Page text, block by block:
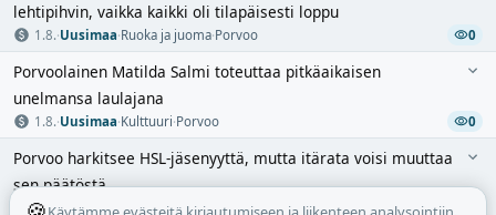
lehtipihvin, vaikka kaikki oli tilapäisesti loppu
1.8.·Uusimaa·Ruoka ja juoma·Porvoo 0
Porvoolainen Matilda Salmi toteuttaa pitkäaikaisen
unelmansa laulajana
1.8.·Uusimaa·Kulttuuri·Porvoo 0
Porvoo harkitsee HSL-jäsenyyttä, mutta itärata voisi muuttaa
sen päätöstä
1.8.·Uusimaa· Kotimaa·Porvoo